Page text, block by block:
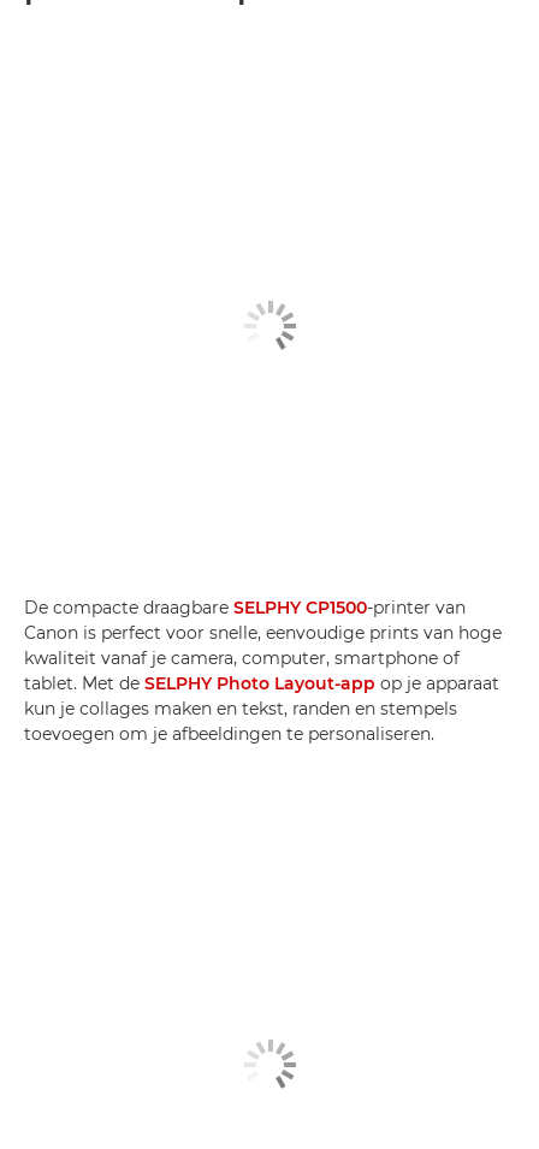
De compacte draagbare SELPHY CP1500-printer van
Canon is perfect voor snelle, eenvoudige prints van hoge
kwaliteit vanaf je camera, computer, smartphone of
tablet. Met de SELPHY Photo Layout-app op je apparaat
kun je collages maken en tekst, randen en stempels
toevoegen om je afbeeldingen te personaliseren.